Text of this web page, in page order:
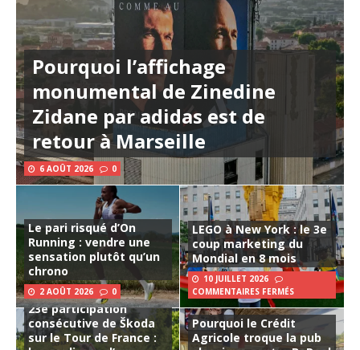
Pourquoi l’affichage
monumental de Zinedine
Zidane par adidas est de
retour à Marseille
6 AOÛT 2026 0
Le pari risqué d’On
Running : vendre une
sensation plutôt qu’un
chrono
2 AOÛT 2026 0
LEGO à New York : le 3e
coup marketing du
Mondial en 8 mois
10 JUILLET 2026
COMMENTAIRES FERMÉS
23e participation
consécutive de Škoda
sur le Tour de France :
Pourquoi le Crédit
Agricole troque la pub